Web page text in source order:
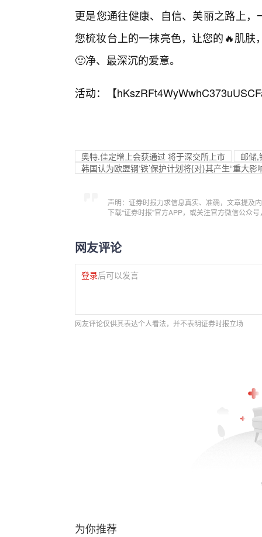
更是您通往健康、自信、美丽之路上
您梳妆台上的一抹亮色，让您的🔥肌
🙂净、最深沉的爱意。
活动：【
奥特.佳定增上会获通过 将于深交所上市
邮储,
韩国认为欧盟钢‘铁’保护计划将{对}其产生“重大影
声明：证券时报力求信息真实、准确，文章提及
下载“证券时报”官方APP，或关注官方微信公众
网友评论
登录后可以发言
网友评论仅供其表达个人看法，并不表明证券时报立场
为你推荐